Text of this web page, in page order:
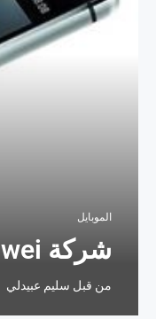
الموبايل
شركة Huawei تعدّ لإصدار هاتف ذكيّ جديد راقي المواصفات
من قبل سليم عبيدلي